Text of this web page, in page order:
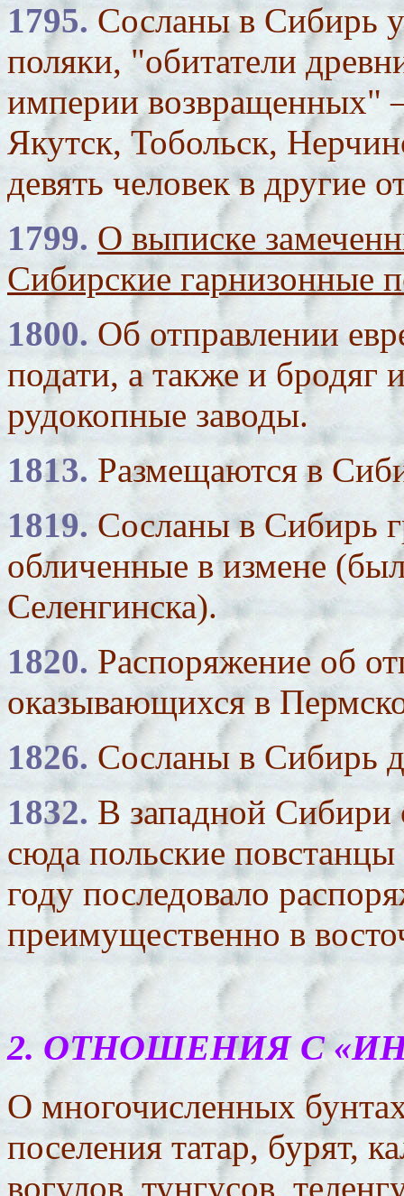
1795.Сосланы в Сибирь
поляки, "обитатели
империи возвращенных"
Якутск, Тобольск,
девять человек в другие
1799. О выписке
Сибирские гарнизонные
1800. Об отправлении
подати, а также и бродяг
рудокопные заводы.
1813. Размещаются в
1819. Сосланы в Сибирь
обличенные в измене
Селенгинска).
1820. Распоряжение об
оказывающихся в
1826. Сосланы в Сибирь
1832. В западной Сибири
сюда польские
году последовало
преимущественно в
2. ОТНОШЕНИЯ С
О многочисленных
поселения татар, бурят,
вогулов, тунгусов,